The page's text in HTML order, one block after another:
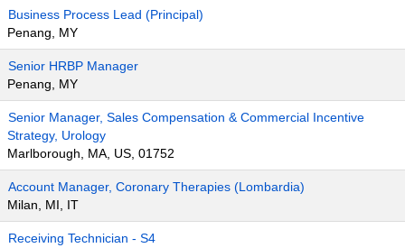
Business Process Lead (Principal)
Penang, MY
Senior HRBP Manager
Penang, MY
Senior Manager, Sales Compensation & Commercial Incentive
Strategy, Urology
Marlborough, MA, US, 01752
Account Manager, Coronary Therapies (Lombardia)
Milan, MI, IT
Receiving Technician - S4